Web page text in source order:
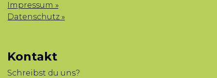
Impressum »
Datenschutz »
Kontakt
Schreibst du uns?